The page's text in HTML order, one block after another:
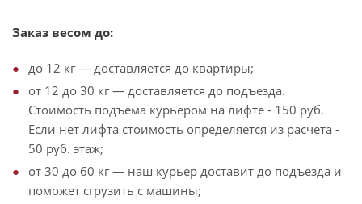
Заказ весом до:
до 12 кг — доставляется до квартиры;
от 12 до 30 кг — доставляется до подъезда.
Стоимость подъема курьером на лифте - 150 руб.
Если нет лифта стоимость определяется из расчета -
50 руб. этаж;
от 30 до 60 кг — наш курьер доставит до подъезда и
поможет сгрузить с машины;